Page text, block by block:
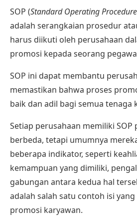
SOP (Standard Operating Procedure
adalah serangkaian prosedur
harus diikuti oleh perusahaan
promosi kepada seorang
SOP ini dapat membantu
memastikan bahwa proses
baik dan adil bagi semua tenaga
Setiap perusahaan memiliki SOP
berbeda, tetapi umumnya
beberapa indikator, seperti
kemampuan yang dimiliki,
gabungan antara kedua hal
adalah salah satu contoh isi yang
promosi karyawan.